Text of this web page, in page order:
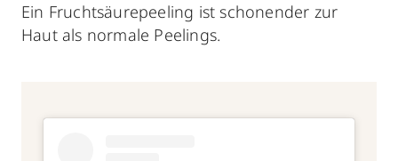
Ein Fruchtsäurepeeling ist schonender zur
Haut als normale Peelings.